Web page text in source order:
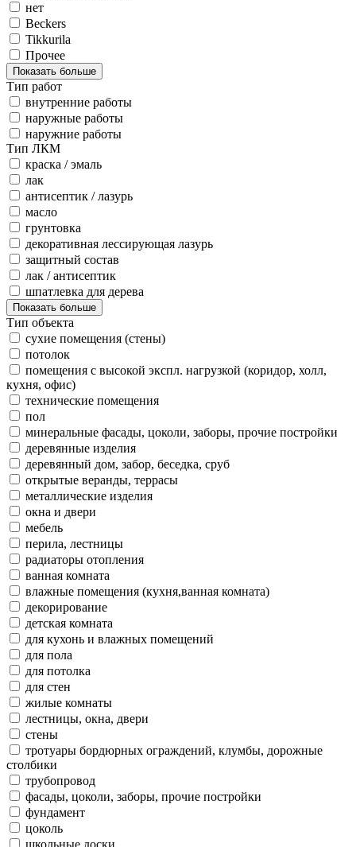
нет
Beckers
Tikkurila
Прочее
Показать больше
Тип работ
внутренние работы
наружные работы
наружние работы
Тип ЛКМ
краска / эмаль
лак
антисептик / лазурь
масло
грунтовка
декоративная лессирующая лазурь
защитный состав
лак / антисептик
шпатлевка для дерева
Показать больше
Тип объекта
сухие помещения (стены)
потолок
помещения с высокой экспл. нагрузкой (коридор, холл,
кухня, офис)
технические помещения
пол
минеральные фасады, цоколи, заборы, прочие постройки
деревянные изделия
деревянный дом, забор, беседка, сруб
открытые веранды, террасы
металлические изделия
окна и двери
мебель
перила, лестницы
радиаторы отопления
ванная комната
влажные помещения (кухня,ванная комната)
декорирование
детская комната
для кухонь и влажных помещений
для пола
для потолка
для стен
жилые комнаты
лестницы, окна, двери
стены
тротуары бордюрных ограждений, клумбы, дорожные
столбики
трубопровод
фасады, цоколи, заборы, прочие постройки
фундамент
цоколь